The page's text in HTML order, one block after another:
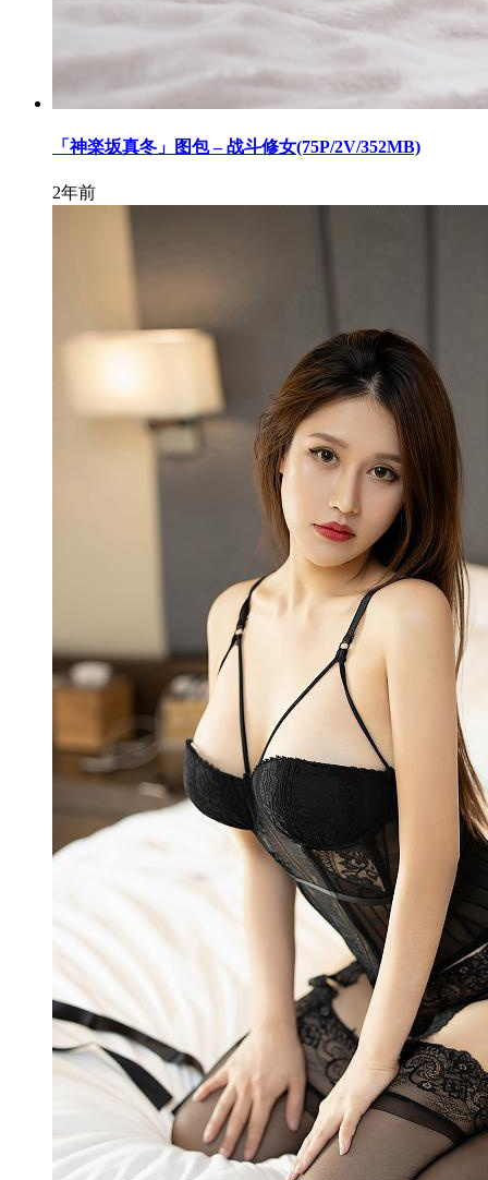
「神楽坂真冬」图包 – 战斗修女(75P/2V/352MB)
2年前